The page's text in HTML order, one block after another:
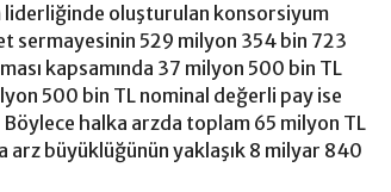
liderliğinde oluşturulan konsorsiyum
sermayesinin 529 milyon 354 bin 723
kapsamında 37 milyon 500 bin TL
500 bin TL nominal değerli pay ise
Böylece halka arzda toplam 65 milyon TL
arz büyüklüğünün yaklaşık 8 milyar 840